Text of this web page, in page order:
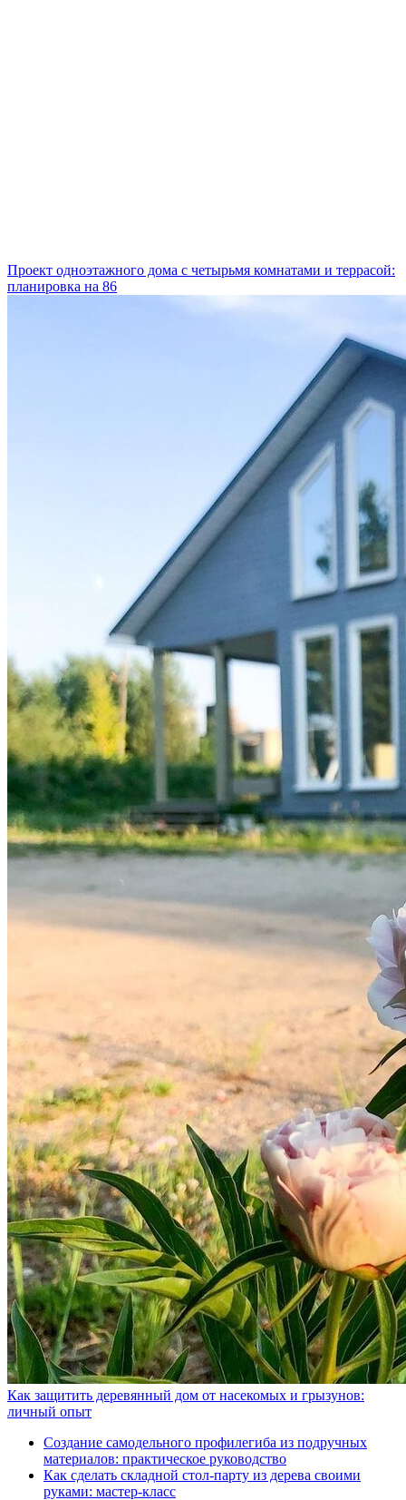
Проект одноэтажного дома с четырьмя комнатами и террасой:
планировка на 86
Как защитить деревянный дом от насекомых и грызунов:
личный опыт
Создание самодельного профилегиба из подручных
материалов: практическое руководство
Как сделать складной стол-парту из дерева своими
руками: мастер-класс